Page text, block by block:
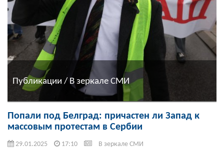
Публикации / В зеркале СМИ
Попали под Белград: причастен ли Запад к
массовым протестам в Сербии
29.01.2025 17:10 В зеркале СМИ